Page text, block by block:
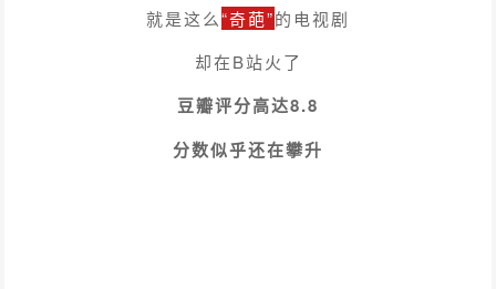
就是这么“奇葩”的电视剧
却在B站火了
豆瓣评分高达8.8
分数似乎还在攀升